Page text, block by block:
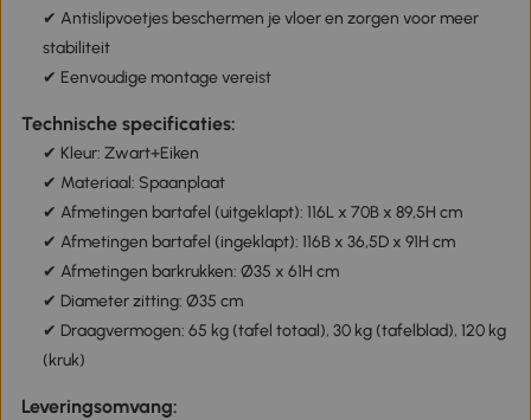
✔ Antislipvoetjes beschermen je vloer en zorgen voor meer
stabiliteit
✔ Eenvoudige montage vereist
Technische specificaties:
✔ Kleur: Zwart+Eiken
✔ Materiaal: Spaanplaat
✔ Afmetingen bartafel (uitgeklapt): 116L x 70B x 89,5H cm
✔ Afmetingen bartafel (ingeklapt): 116B x 36,5D x 91H cm
✔ Afmetingen barkrukken: Ø35 x 61H cm
✔ Diameter zitting: Ø35 cm
✔ Draagvermogen: 65 kg (tafel totaal), 30 kg (tafelblad), 120 kg
(kruk)
Leveringsomvang: